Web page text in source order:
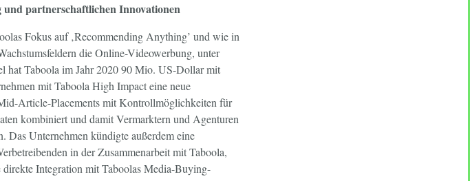
partnerschaftlichen Innovationen
Fokus auf ‚Recommending Anything’ und wie in
die Online-Videowerbung, unter
hat Taboola im Jahr 2020 90 Mio. US-Dollar mit
mit Taboola High Impact eine neue
Article-Placements mit Kontrollmöglichkeiten für
kombiniert und damit Vermarktern und Agenturen
Unternehmen kündigte außerdem eine
in der Zusammenarbeit mit Taboola,
Integration mit Taboolas Media-Buying-